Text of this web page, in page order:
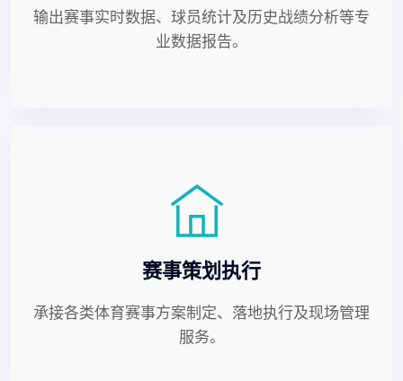
输出赛事实时数据、球员统计及历史战绩分析等专
业数据报告。
赛事策划执行
承接各类体育赛事方案制定、落地执行及现场管理
服务。